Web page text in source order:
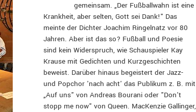
gemeinsam. „Der Fußballwahn ist eine
Krankheit, aber selten, Gott sei Dank!" Das
meinte der Dichter Joachim Ringelnatz vor 80
Jahren. Aber ist das so? Fußball und Poesie
sind kein Widerspruch, wie Schauspieler Kay
Krause mit Gedichten und Kurzgeschichten
beweist. Darüber hinaus begeistert der Jazz-
und Popchor 'nach acht' das Publikum z. B. mit
„Auf uns" von Andreas Bourani oder "Don't
stopp me now" von Queen. MacKenzie Gallinger,